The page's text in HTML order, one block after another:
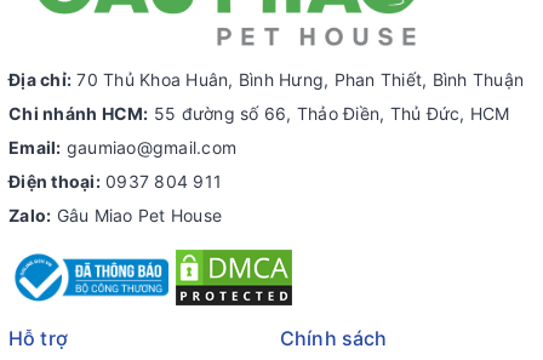
Địa chỉ: 70 Thủ Khoa Huân, Bình Hưng, Phan Thiết, Bình Thuận
Chi nhánh HCM: 55 đường số 66, Thảo Điền, Thủ Đức, HCM
Email: gaumiao@gmail.com
Điện thoại: 0937 804 911
Zalo: Gâu Miao Pet House
Hỗ trợ Chính sách